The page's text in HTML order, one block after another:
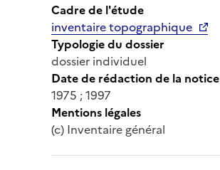
Cadre de l'étude
inventaire topographique
Typologie du dossier
dossier individuel
Date de rédaction de la notice
1975 ; 1997
Mentions légales
(c) Inventaire général